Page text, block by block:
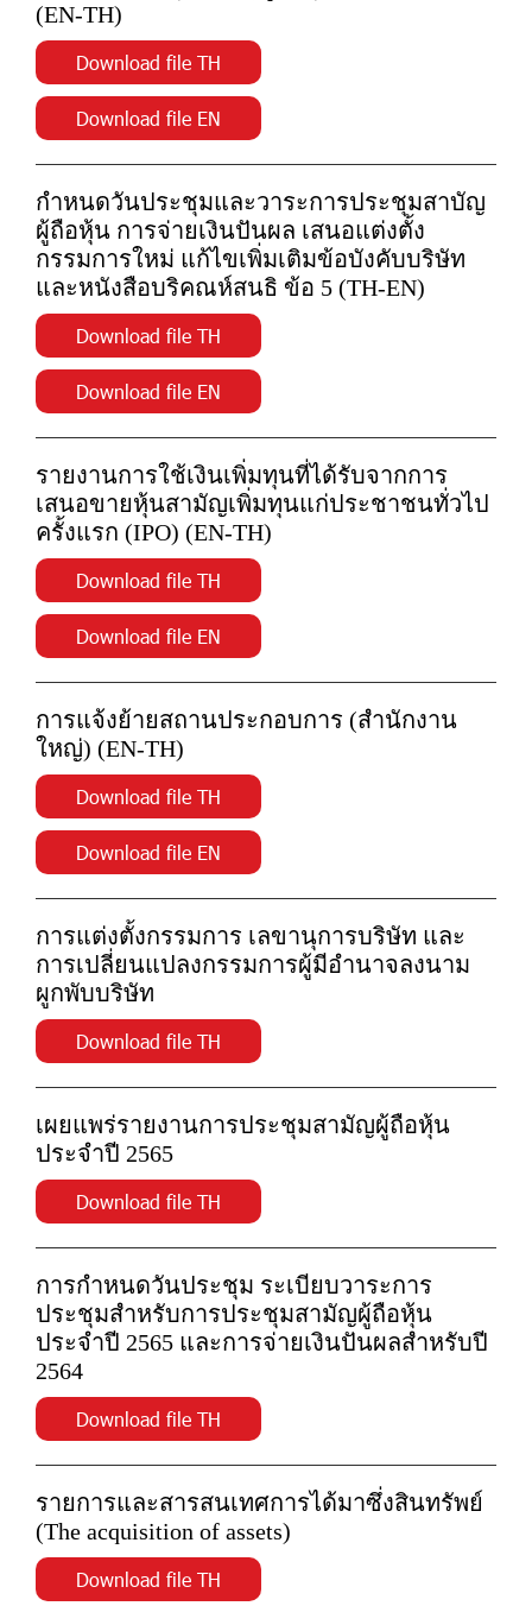
(EN-TH)
Download file TH
Download file EN
กำหนดวันประชุมและวาระการประชุมสาบัญ
ผู้ถือหุ้น การจ่ายเงินปันผล เสนอแต่งตั้ง
กรรมการใหม่ แก้ไขเพิ่มเติมข้อบังคับบริษัท
และหนังสือบริคณห์สนธิ ข้อ 5 (TH-EN)
Download file TH
Download file EN
รายงานการใช้เงินเพิ่มทุนที่ได้รับจากการ
เสนอขายหุ้นสามัญเพิ่มทุนแก่ประชาชนทั่วไป
ครั้งแรก (IPO) (EN-TH)
Download file TH
Download file EN
การแจ้งย้ายสถานประกอบการ (สำนักงาน
ใหญ่) (EN-TH)
Download file TH
Download file EN
การแต่งตั้งกรรมการ เลขานุการบริษัท และ
การเปลี่ยนแปลงกรรมการผู้มีอำนาจลงนาม
ผูกพับบริษัท
Download file TH
เผยแพร่รายงานการประชุมสามัญผู้ถือหุ้น
ประจำปี 2565
Download file TH
การกำหนดวันประชุม ระเบียบวาระการ
ประชุมสำหรับการประชุมสามัญผู้ถือหุ้น
ประจำปี 2565 และการจ่ายเงินปันผลสำหรับปี
2564
Download file TH
รายการและสารสนเทศการได้มาซึ่งสินทรัพย์
(The acquisition of assets)
Download file TH